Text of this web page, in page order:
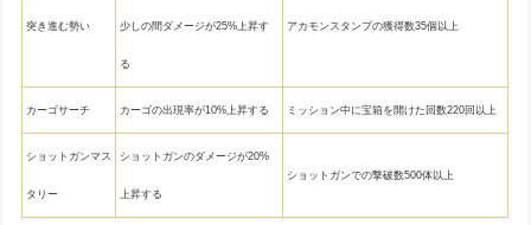
突き進む勢い 少しの間ダメージが25%上昇す
る
アカモンスタンプの獲得数35個以上
カーゴサーチ カーゴの出現率が10%上昇する ミッション中に宝箱を開けた回数220回以上
ショットガンマス
タリー
ショットガンのダメージが20%
上昇する
ショットガンでの撃破数500体以上